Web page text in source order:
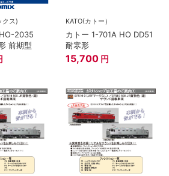
クス)
2035
前期型
KATO(カトー）
カトー 1-701A HO DD51
耐寒形
15,700 円